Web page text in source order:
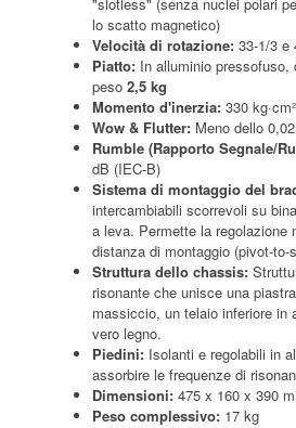
"slotless" (senza nuclei polari
lo scatto magnetico)
Velocità di rotazione: 33-1/3 e
Piatto: In alluminio pressofuso,
peso 2,5 kg
Momento d'inerzia: 330 kg·cm²
Wow & Flutter: Meno dello
Rumble (Rapporto Segnale/
dB (IEC-B)
Sistema di montaggio del
intercambiabili scorrevoli su
a leva. Permette la regolazione
distanza di montaggio (pivot-to-
Struttura dello chassis:
risonante che unisce una
massiccio, un telaio inferiore in
vero legno.
Piedini: Isolanti e regolabili in
assorbire le frequenze di
Dimensioni: 475 x 160 x 390
Peso complessivo: 17 kg